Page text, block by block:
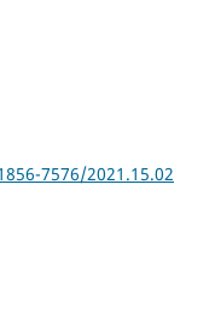
7576/2021.15.02